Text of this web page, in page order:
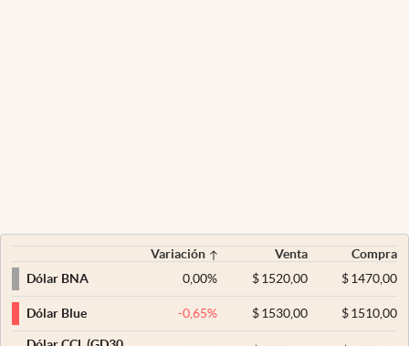
Variación Venta
Compra
Dólar BNA
0,00% $ 1520,00 $1470,00
Dólar Blue -0,65% $ 1530,00 $1510,00